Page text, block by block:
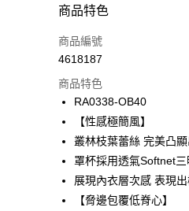
付款方式
信用卡一次付款
合作金庫商業銀行
華南商業銀行
國泰世華商業銀行
臺灣中小企業銀行
匯豐（台灣）商業銀行
超商取貨付款
Apple Pay
商品特色
商品編號
4618187
商品特色
RA0338-OB40
【性感極簡風】
叢林枝葉蕾絲 完美凸
罩杯採用透氣Softnet
展現內衣層次感 表現
【脅邊包覆低脊心】